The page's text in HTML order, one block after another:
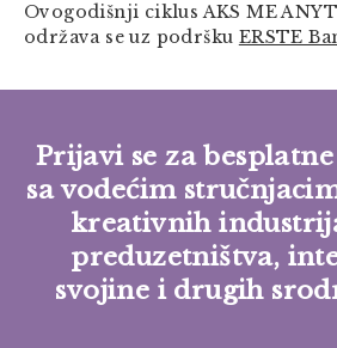
Ovogodišnji ciklus AKS ME
održava se uz podršku ERSTE
Prijavi se za
sa vodećim
kreativnih
preduzetništva,
svojine i drugih